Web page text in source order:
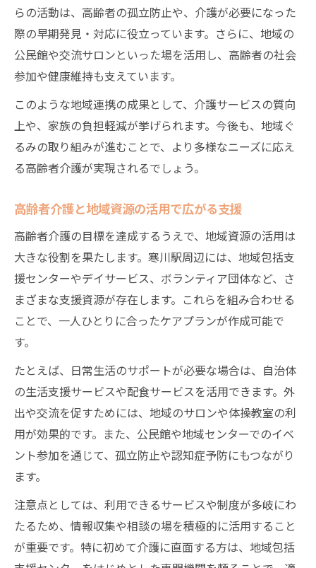
高齢者介護の現場を活性化する目標の工夫
高齢者介護スタッフのモチベーション向上
策
高齢者介護で早期離職を防ぐ目標管理とは
高齢者介護の現場評価と目標の透明性確保
高齢者介護で現場に浸透する目標共有の方
法
支援制度を活用し地域で自分らしく暮らす法
高齢者介護の支援制度を賢く活用する方法
説
高齢者介護の費用負担軽減に役立つ制度紹
介
高齢者介護と相談窓口の利用で安心を得る
らの活動は、高齢者の孤立防止や、介護が必要になった
際の早期発見・対応に役立っています。さらに、地域の
公民館や交流サロンといった場を活用し、高齢者の社会
参加や健康維持も支えています。
このような地域連携の成果として、介護サービスの質向
上や、家族の負担軽減が挙げられます。今後も、地域ぐ
るみの取り組みが進むことで、より多様なニーズに応え
る高齢者介護が実現されるでしょう。
高齢者介護と地域資源の活用で広がる支援
高齢者介護の目標を達成するうえで、地域資源の活用は
大きな役割を果たします。寒川駅周辺には、地域包括支
援センターやデイサービス、ボランティア団体など、さ
まざまな支援資源が存在します。これらを組み合わせる
ことで、一人ひとりに合ったケアプランが作成可能で
す。
たとえば、日常生活のサポートが必要な場合は、自治体
の生活支援サービスや配食サービスを活用できます。外
出や交流を促すためには、地域のサロンや体操教室の利
用が効果的です。また、公民館や地域センターでのイベ
ント参加を通じて、孤立防止や認知症予防にもつながり
ます。
注意点としては、利用できるサービスや制度が多岐にわ
たるため、情報収集や相談の場を積極的に活用すること
が重要です。特に初めて介護に直面する方は、地域包括